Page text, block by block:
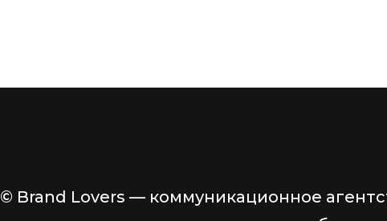
© Brand Lovers — коммуникационное